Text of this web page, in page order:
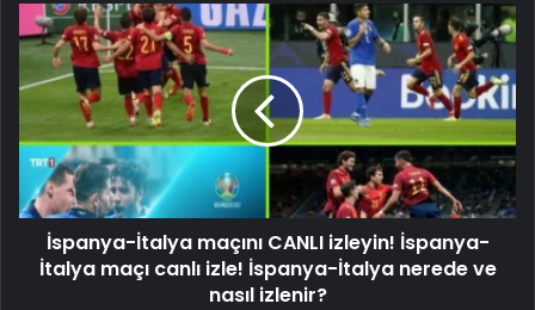
İspanya-İtalya maçını CANLI izleyin! İspanya-
İtalya maçı canlı izle! İspanya-İtalya nerede ve
nasıl izlenir?